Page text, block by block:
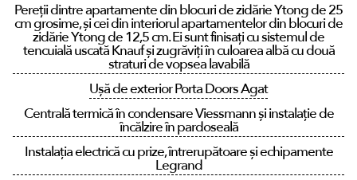
Pereții dintre apartamente din blocuri de zidărie Ytong de 25
cm grosime, și cei din interiorul apartamentelor din blocuri de
zidărie Ytong de 12,5 cm. Ei sunt finisați cu sistemul de
tencuială uscată Knauf și zugrăviți în culoarea albă cu două
straturi de vopsea lavabilă
Ușă de exterior Porta Doors Agat
Centrală termică în condensare Viessmann și instalație de
încălzire în pardoseală
Instalația electrică cu prize, întrerupătoare și echipamente
Legrand